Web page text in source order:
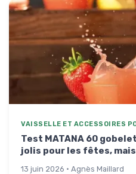
VAISSELLE ET ACCESSOIRES
Test MATANA 60
jolis pour les fêtes,
13 juin 2026 · Agnès Maillard